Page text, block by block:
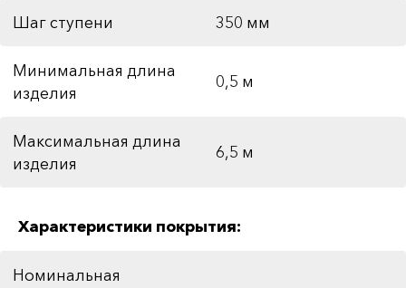
Шаг ступени 350 мм
Минимальная длина
изделия
0,5 м
Максимальная длина
изделия
6,5 м
Характеристики покрытия:
Номинальная